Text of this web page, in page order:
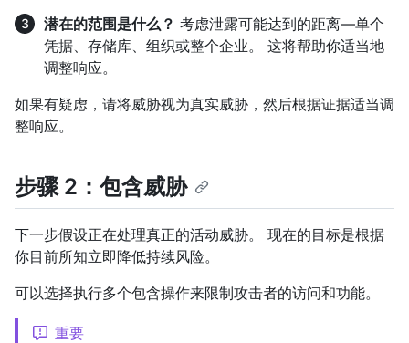
潜在的范围是什么？ 考虑泄露可能达到的距离—单个
凭据、存储库、组织或整个企业。 这将帮助你适当地
调整响应。
如果有疑虑，请将威胁视为真实威胁，然后根据证据适当调
整响应。
步骤 2：包含威胁
下一步假设正在处理真正的活动威胁。 现在的目标是根据
你目前所知立即降低持续风险。
可以选择执行多个包含操作来限制攻击者的访问和功能。
重要